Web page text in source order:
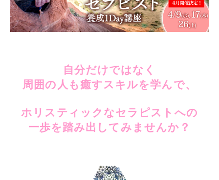
自分だけではなく
周囲の人も癒すスキルを学んで、
ホリスティックなセラピストへの
一歩を踏み出してみませんか？